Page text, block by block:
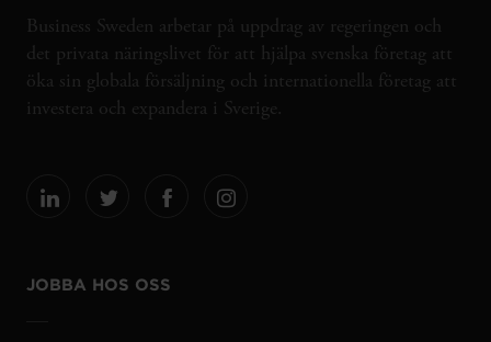
Business Sweden arbetar på uppdrag av regeringen och
det privata näringslivet för att hjälpa svenska företag att
öka sin globala försäljning och internationella företag att
investera och expandera i Sverige.
JOBBA HOS OSS